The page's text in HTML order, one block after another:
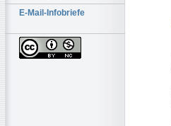
E-Mail-Infobriefe